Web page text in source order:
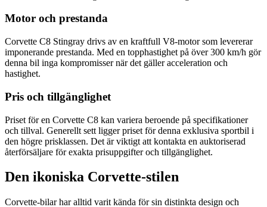
Motor och prestanda
Corvette C8 Stingray drivs av en kraftfull V8-motor som levererar
imponerande prestanda. Med en topphastighet på över 300 km/h gör
denna bil inga kompromisser när det gäller acceleration och
hastighet.
Pris och tillgänglighet
Priset för en Corvette C8 kan variera beroende på specifikationer
och tillval. Generellt sett ligger priset för denna exklusiva sportbil i
den högre prisklassen. Det är viktigt att kontakta en auktoriserad
återförsäljare för exakta prisuppgifter och tillgänglighet.
Den ikoniska Corvette-stilen
Corvette-bilar har alltid varit kända för sin distinkta design och